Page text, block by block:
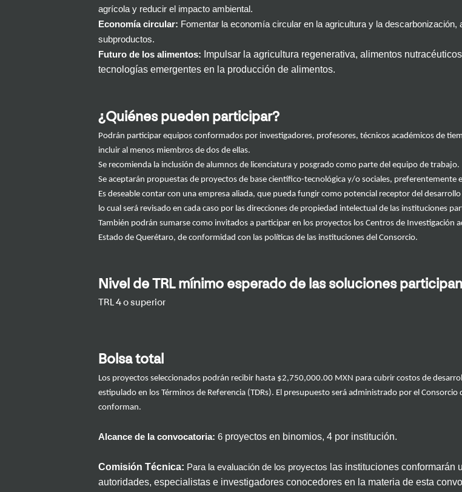
agrícola y reducir el impacto ambiental.
Economía circular: Fomentar la economía circular en la agricultura y la
subproductos.
Futuro de los alimentos:
Impulsar la agricultura regenerativa, alimentos
tecnologías emergentes en la producción de alimentos.
¿Quiénes pueden participar?
Podrán participar equipos conformados por investigadores, profesores, técnicos académicos de
incluir al menos miembros de dos de ellas.
Se recomienda la inclusión de alumnos de licenciatura y posgrado como parte del equipo de trabajo.
Se aceptarán propuestas de proyectos de base científico-tecnológica y/o sociales, preferentemente
Es deseable contar con una empresa aliada, que pueda fungir como potencial receptor del
lo cual será revisado en cada caso por las direcciones de propiedad intelectual de las instituciones
También podrán sumarse como invitados a participar en los proyectos los Centros de Investigación
Estado de Querétaro, de conformidad con las políticas de las instituciones del Consorcio.
Nivel de TRL mínimo esperado de las soluciones
TRL 4 o superior
Bolsa total
Los proyectos seleccionados podrán recibir hasta $2,750,000.00 MXN para cubrir costos de
estipulado en los Términos de Referencia (TDRs). El presupuesto será administrado por el Consorcio
conforman.
Alcance de la convocatoria: 6 proyectos en binomios, 4 por institución.
Comisión Técnica: Para la evaluación de los proyectos las instituciones conformarán
autoridades, especialistas e investigadores conocedores en la materia de esta convo